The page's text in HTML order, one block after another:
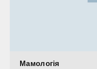
Мамологія